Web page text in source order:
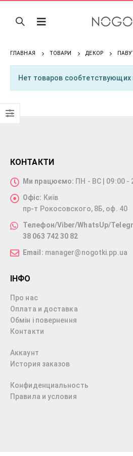
ГЛАВНАЯ ТОВАРИ ДЕКОР
Нет товаров
КОНТАКТИ
Ми працюємо: ПН - ВС | 09:00 -
Офіс: Київ
пр-т Рокосовского, 8Б, оф. 40
Телефон/Viber/WhatsUp/
38 063 742 30 82
Email: manager@nogotki.pp.ua
ІНФО
Про нас
Оплата и доставка
Обмін і повернення
Контакти
Аккаунт
История заказов
Конфиденциальность
Правила и условия